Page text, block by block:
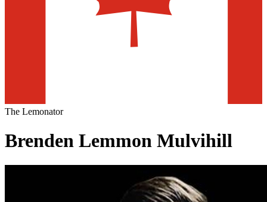
The Lemonator
Brenden Lemmon Mulvihill